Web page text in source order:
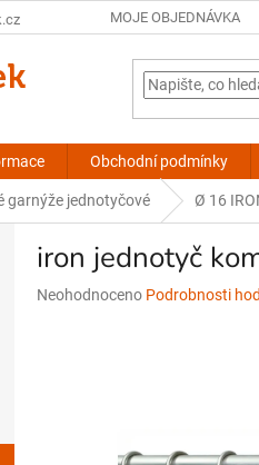
MOJE OBJEDNÁVKA
Obchodní podmínky
garnýže jednotyčové Ø 16
iron jednotyč
Průměrné
Neohodnoceno Podrobnosti